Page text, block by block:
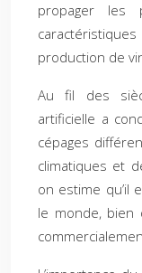
propager les
production de
Au fil des
artificielle a
cépages
climatiques et
on estime qu’il
le monde, bien